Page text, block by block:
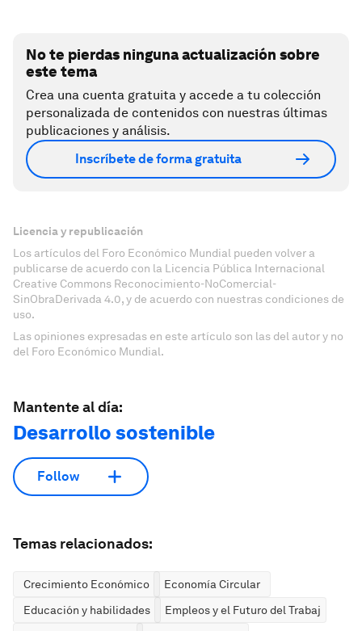
No te pierdas ninguna actualización sobre
este tema
Crea una cuenta gratuita y accede a tu colección
personalizada de contenidos con nuestras últimas
publicaciones y análisis.
Inscríbete de forma gratuita
Licencia y republicación
Los artículos del Foro Económico Mundial pueden volver a
publicarse de acuerdo con la Licencia Pública Internacional
Creative Commons Reconocimiento-NoComercial-
SinObraDerivada 4.0, y de acuerdo con nuestras condiciones de
uso.
Las opiniones expresadas en este artículo son las del autor y no
del Foro Económico Mundial.
Mantente al día:
Desarrollo sostenible
Follow
Temas relacionados:
Crecimiento Económico
Economía Circular
Educación y habilidades
Empleos y el Futuro del Trabajo